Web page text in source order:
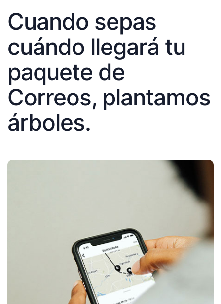
Cuando sepas
cuándo llegará tu
paquete de
Correos, plantamos
árboles.